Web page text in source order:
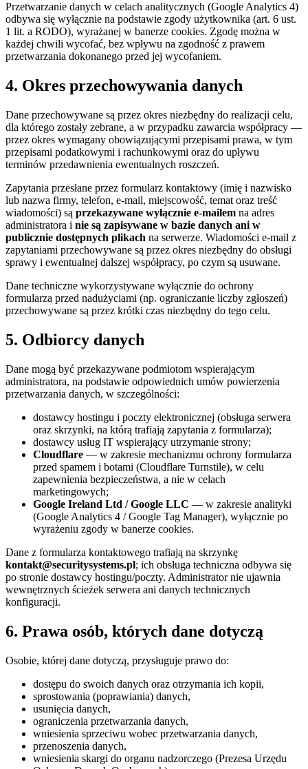
Przetwarzanie danych w celach analitycznych (Google Analytics 4)
odbywa się wyłącznie na podstawie zgody użytkownika (art. 6 ust.
1 lit. a RODO), wyrażanej w banerze cookies. Zgodę można w
każdej chwili wycofać, bez wpływu na zgodność z prawem
przetwarzania dokonanego przed jej wycofaniem.
4. Okres przechowywania danych
Dane przechowywane są przez okres niezbędny do realizacji celu,
dla którego zostały zebrane, a w przypadku zawarcia współpracy —
przez okres wymagany obowiązującymi przepisami prawa, w tym
przepisami podatkowymi i rachunkowymi oraz do upływu
terminów przedawnienia ewentualnych roszczeń.
Zapytania przesłane przez formularz kontaktowy (imię i nazwisko
lub nazwa firmy, telefon, e-mail, miejscowość, temat oraz treść
wiadomości) są przekazywane wyłącznie e-mailem na adres
administratora i nie są zapisywane w bazie danych ani w
publicznie dostępnych plikach na serwerze. Wiadomości e-mail z
zapytaniami przechowywane są przez okres niezbędny do obsługi
sprawy i ewentualnej dalszej współpracy, po czym są usuwane.
Dane techniczne wykorzystywane wyłącznie do ochrony
formularza przed nadużyciami (np. ograniczanie liczby zgłoszeń)
przechowywane są przez krótki czas niezbędny do tego celu.
5. Odbiorcy danych
Dane mogą być przekazywane podmiotom wspierającym
administratora, na podstawie odpowiednich umów powierzenia
przetwarzania danych, w szczególności:
dostawcy hostingu i poczty elektronicznej (obsługa serwera
oraz skrzynki, na którą trafiają zapytania z formularza);
dostawcy usług IT wspierający utrzymanie strony;
Cloudflare — w zakresie mechanizmu ochrony formularza
przed spamem i botami (Cloudflare Turnstile), w celu
zapewnienia bezpieczeństwa, a nie w celach
marketingowych;
Google Ireland Ltd / Google LLC — w zakresie analityki
(Google Analytics 4 / Google Tag Manager), wyłącznie po
wyrażeniu zgody w banerze cookies.
Dane z formularza kontaktowego trafiają na skrzynkę
kontakt@securitysystems.pl; ich obsługa techniczna odbywa się
po stronie dostawcy hostingu/poczty. Administrator nie ujawnia
wewnętrznych ścieżek serwera ani danych technicznych
konfiguracji.
6. Prawa osób, których dane dotyczą
Osobie, której dane dotyczą, przysługuje prawo do:
dostępu do swoich danych oraz otrzymania ich kopii,
sprostowania (poprawiania) danych,
usunięcia danych,
ograniczenia przetwarzania danych,
wniesienia sprzeciwu wobec przetwarzania danych,
przenoszenia danych,
wniesienia skargi do organu nadzorczego (Prezesa Urzędu